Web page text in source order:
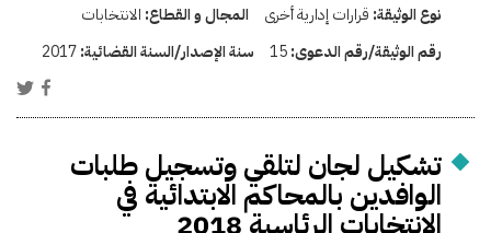
نوع الوثيقة: قرارات إدارية أخرى المجال و القطاع: الانتخابات
رقم الوثيقة/رقم الدعوى:15 سنة الإصدار/السنة القضائية:2017
تشكيل لجان لتلقي وتسجيل طلبات
الوافدين بالمحاكم الابتدائية في
الانتخابات الرئاسية 2018